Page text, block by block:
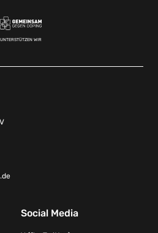
UNTERSTÜTZEN WIR
Social Media